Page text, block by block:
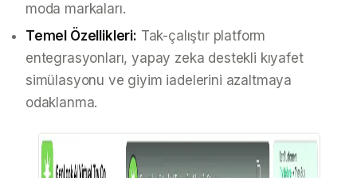
moda markaları.
Temel Özellikleri: Tak-çalıştır platform
entegrasyonları, yapay zeka destekli kıyafet
simülasyonu ve giyim iadelerini azaltmaya
odaklanma.